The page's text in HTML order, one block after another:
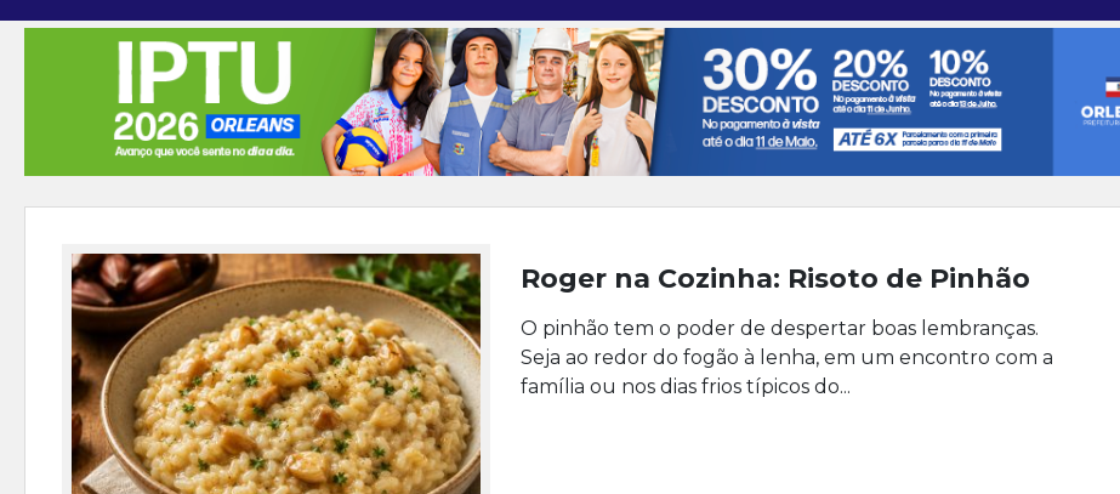
Roger na Cozinha: Risoto de Pinhão
O pinhão tem o poder de despertar boas lembranças.
Seja ao redor do fogão à lenha, em um encontro com a
família ou nos dias frios típicos do...